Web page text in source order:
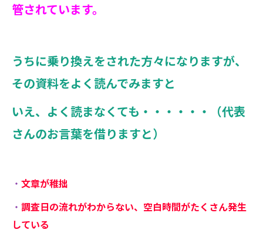
管されています。
うちに乗り換えをされた方々になりますが、
その資料をよく読んでみますと
いえ、よく読まなくても・・・・・・（代表
さんのお言葉を借りますと）
・ 文章が稚拙
・ 調査日の流れがわからない、空白時間がたくさん発生
している